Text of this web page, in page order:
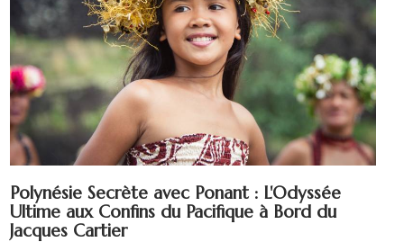
Polynésie Secrète avec Ponant : L'Odyssée
Ultime aux Confins du Pacifique à Bord du
Jacques Cartier